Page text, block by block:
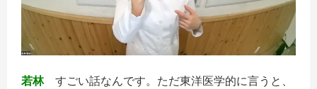
若林すごい話なんです。ただ東洋医学的に言うと、